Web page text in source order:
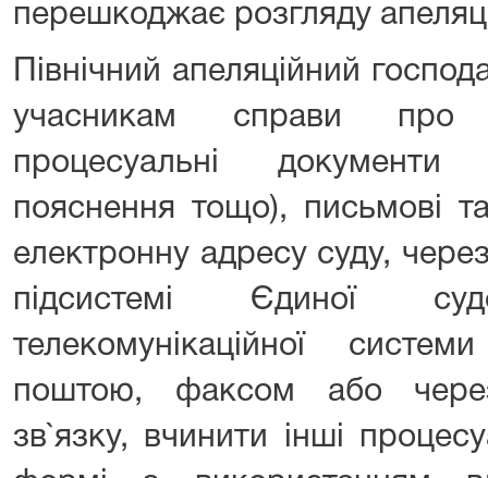
перешкоджає розгляду
Північний апеляційний
учасникам справи про
процесуальні
пояснення тощо), письмові
електронну адресу суду,
підсистемі Єдиної
телекомунікаційної
поштою, факсом або
зв`язку, вчинити інші